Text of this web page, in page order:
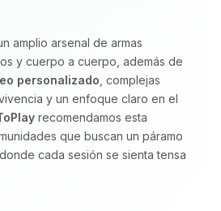
amplio arsenal de armas
y cuerpo a cuerpo, además de
personalizado , complejas
y un enfoque claro en el
recomendamos esta
que buscan un páramo
cada sesión se sienta tensa